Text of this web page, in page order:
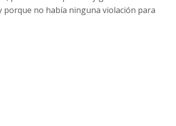
no había ninguna violación para